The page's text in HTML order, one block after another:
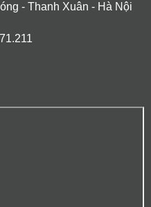
- Thanh Xuân - Hà Nội